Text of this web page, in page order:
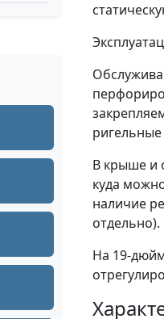
В крыше и
куда
наличие
На 19-